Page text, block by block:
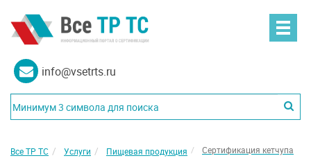
info@vsetrts.ru
Все ТР ТС Услуги Пищевая продукция Сертификация кетчупа